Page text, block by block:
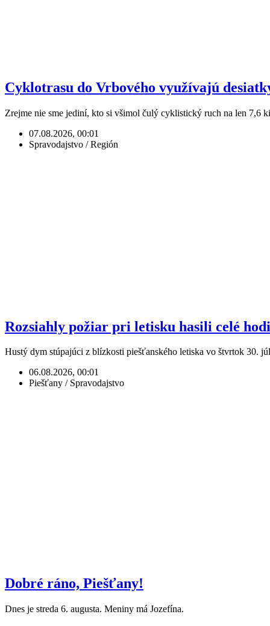
Cyklotrasu do Vrbového využívajú
Zrejme nie sme jediní, kto si všimol čulý cyklistický ruch na len 7,6
07.08.2026, 00:01
Spravodajstvo / Región
Rozsiahly požiar pri letisku hasili celé
Hustý dym stúpajúci z blízkosti piešťanského letiska vo štvrtok 30.
06.08.2026, 00:01
Piešťany / Spravodajstvo
Dobré ráno, Piešťany!
Dnes je streda 6. augusta. Meniny má Jozefína.